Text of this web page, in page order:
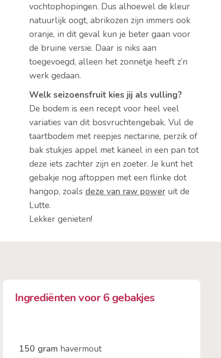
vochtophopingen. Dus alhoewel de kleur
natuurlijk oogt, abrikozen zijn immers ook
oranje, in dit geval kun je beter gaan voor
de bruine versie. Daar is niks aan
toegevoegd, alleen het zonnetje heeft z’n
werk gedaan.
Welk seizoensfruit kies jij als vulling?
De bodem is een recept voor heel veel
variaties van dit bosvruchtengebak. Vul de
taartbodem met reepjes nectarine, perzik of
bak stukjes appel met kaneel in een pan tot
deze iets zachter zijn en zoeter. Je kunt het
gebakje nog aftoppen met een flinke dot
hangop, zoals deze van raw poweruit de
Lutte.
Lekker genieten!
Ingrediënten voor 6 gebakjes
150 gram havermout